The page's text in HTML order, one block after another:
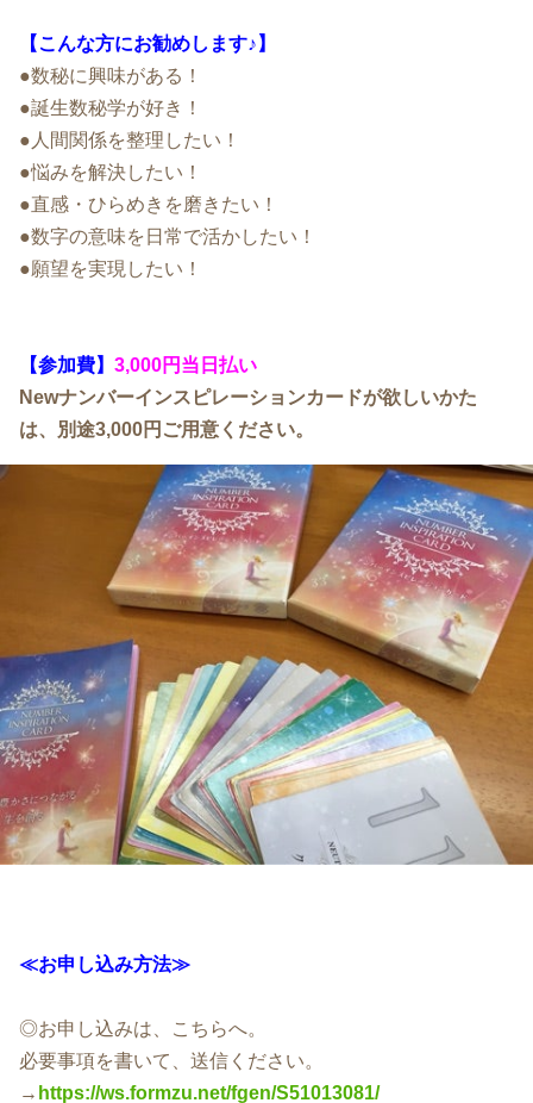
【こんな方にお勧めします♪】
●数秘に興味がある！
●誕生数秘学が好き！
●人間関係を整理したい！
●悩みを解決したい！
●直感・ひらめきを磨きたい！
●数字の意味を日常で活かしたい！
●願望を実現したい！
【参加費】 3,000円当日払い
Newナンバーインスピレーションカードが欲しいかた
は、別途3,000円ご用意ください。
≪お申し込み方法≫
◎お申し込みは、こちらへ。
必要事項を書いて、送信ください。
→ https://ws.formzu.net/fgen/S51013081/